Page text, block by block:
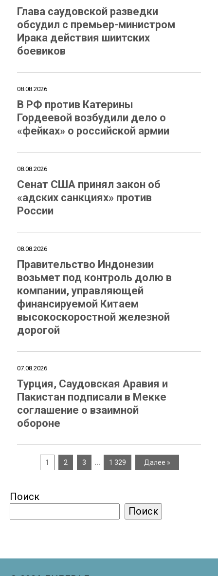
Глава саудовской разведки
обсудил с премьер-министром
Ирака действия шиитских
боевиков
08.08.2026
В РФ против Катерины
Гордеевой возбудили дело о
«фейках» о российской армии
08.08.2026
Сенат США принял закон об
«адских санкциях» против
России
08.08.2026
Правительство Индонезии
возьмет под контроль долю в
компании, управляющей
финансируемой Китаем
высокоскоростной железной
дорогой
07.08.2026
Турция, Саудовская Аравия и
Пакистан подписали в Мекке
соглашение о взаимной
обороне
1 2 3 … 1 329 Далее »
Поиск
Поиск